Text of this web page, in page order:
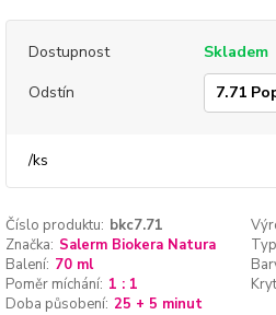
Dostupnost
Skladem
Odstín
/ks
Číslo produktu: bkc7.71
Značka: Salerm Biokera Natura
Balení: 70 ml
Poměr míchání: 1 : 1
Doba působení: 25 + 5 minut